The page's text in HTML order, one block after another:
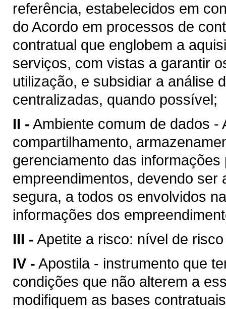
referência, estabelecidos em
do Acordo em processos de
contratual que englobem a
serviços, com vistas a garantir
utilização, e subsidiar a análise
centralizadas, quando possível;
II - Ambiente comum de dados
compartilhamento,
gerenciamento das
empreendimentos, devendo
segura, a todos os envolvidos
informações dos
III - Apetite a risco: nível de
IV - Apostila - instrumento que
condições que não alterem a
modifiquem as bases